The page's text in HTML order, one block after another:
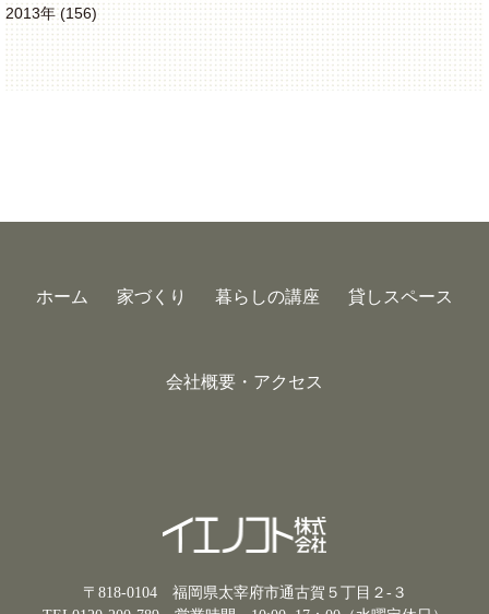
2013年 (156)
ホーム 家づくり 暮らしの講座 貸しスペース
会社概要・アクセス
〒818-0104 福岡県太宰府市通古賀５丁目２-３